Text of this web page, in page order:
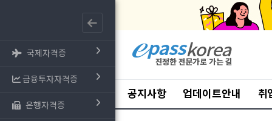
국제자격증
금융투자자격증
은행자격증
공지사항 업데이트안내 취